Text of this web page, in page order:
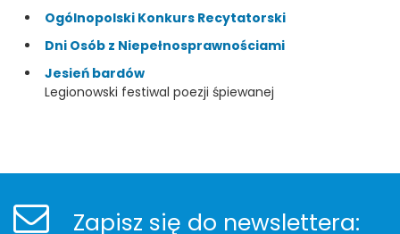
Ogólnopolski Konkurs Recytatorski
Dni Osób z Niepełnosprawnościami
Jesień bardów
Legionowski festiwal poezji śpiewanej
Newsletter
Zapisz się do newslettera: